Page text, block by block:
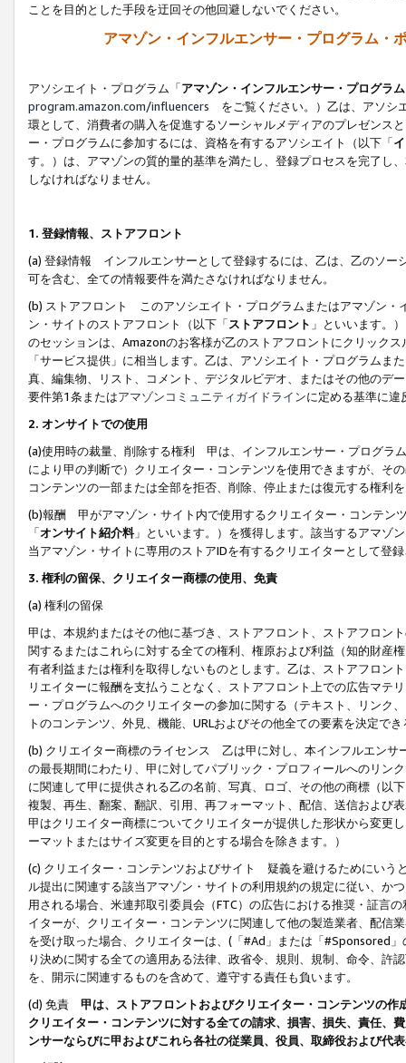
ことを目的とした手段を迂回その他回避しないでください。
アマゾン・インフルエンサー・プログラム・
アソシエイト・プログラム「アマゾン・インフルエンサー・プログラム
program.amazon.com/influencers をご覧ください。）乙は、アソシ
環として、消費者の購入を促進するソーシャルメディアのプレゼンス
ー・プログラムに参加するには、資格を有するアソシエイト（以下「
す。）は、アマゾンの質的量的基準を満たし、登録プロセスを完了し、
しなければなりません。
1. 登録情報、ストアフロント
(a) 登録情報 インフルエンサーとして登録するには、乙は、乙のソー
可を含む、全ての情報要件を満たさなければなりません。
(b) ストアフロント このアソシエイト・プログラムまたはアマゾン・
ン・サイトのストアフロント（以下「ストアフロント 」といいます。
のセッションは、Amazonのお客様が乙のストアフロントにクリック
「サービス提供」に相当します。乙は、アソシエイト・プログラム
真、編集物、リスト、コメント、デジタルビデオ、またはその他のデ
要件第1条またはアマゾンコミュニティガイドラインに定める基準に違
2. オンサイトでの使用
(a)使用時の裁量、削除する権利 甲は、インフルエンサー・プログラ
により甲の判断で）クリエイター・コンテンツを使用できますが、そ
コンテンツの一部または全部を拒否、削除、停止または復元する権利
(b)報酬 甲がアマゾン・サイト内で使用するクリエイター・コンテン
「オンサイト紹介料」といいます。）を獲得します。該当するアマゾ
当アマゾン・サイトに専用のストアIDを有するクリエイターとして登
3. 権利の留保、クリエイター商標の使用、免責
(a) 権利の留保
甲は、本規約またはその他に基づき、ストアフロント、ストアフロン
関するまたはこれらに対する全ての権利、権原および利益（知的財産
有者利益または権利を取得しないものとします。乙は、ストアフロン
リエイターに報酬を支払うことなく、ストアフロント上での広告マテ
ー・プログラムへのクリエイターの参加に関する（テキスト、リンク
トのコンテンツ、外見、機能、URLおよびその他全ての要素を決定で
(b) クリエイター商標のライセンス 乙は甲に対し、本インフルエンサ
の最長期間にわたり、甲に対してパブリック・プロフィールへのリン
に関連して甲に提供される乙の名前、写真、ロゴ、その他の商標（以
複製、再生、翻案、翻訳、引用、再フォーマット、配信、送信および
甲はクリエイター商標についてクリエイターが提供した形状から変更
ーマットまたはサイズ変更を目的とする場合を除きます。）
(c) クリエイター・コンテンツおよびサイト 疑義を避けるためにいう
ル提出に関連する該当アマゾン・サイトの利用規約の規定に従い、か
用される場合、米連邦取引委員会（FTC）の広告における推奨・証言
イターが、クリエイター・コンテンツに関連して他の製造業者、配信
を受け取った場合、クリエイターは、(「#Ad」または「#Sponsored
り決めに関する全ての適用ある法律、政省令、規則、規制、命令、許
を、開示に関連するものを含めて、遵守する責任も負います。
(d) 免責 甲は、ストアフロントおよびクリエイター・コンテンツの
クリエイター・コンテンツに対する全ての請求、損害、損失、責任、
ンサーならびに甲およびこれら各社の従業員、役員、取締役および代